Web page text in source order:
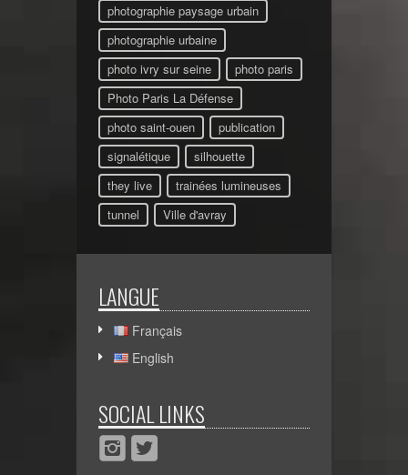
photographie paysage urbain
photographie urbaine
photo ivry sur seine
photo paris
Photo Paris La Défense
photo saint-ouen
publication
signalétique
silhouette
they live
trainées lumineuses
tunnel
Ville d'avray
LANGUE
Français
English
SOCIAL LINKS